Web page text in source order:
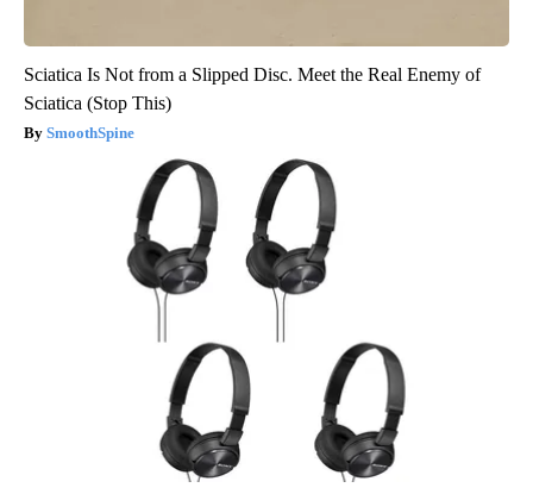
Sciatica Is Not from a Slipped Disc. Meet the Real Enemy of
Sciatica (Stop This)
SmoothSpine